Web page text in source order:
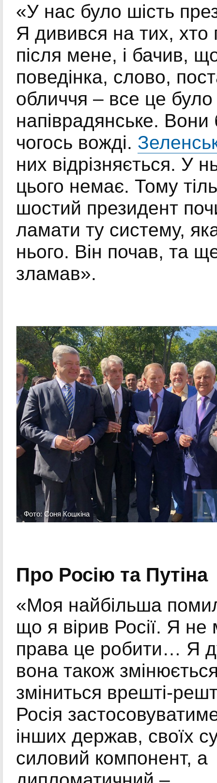
«У нас було шість
Я дивився на тих,
після мене, і бачив,
поведінка, слово,
обличчя – все це було
напіврадянське. Вони
чогось вожді.
них відрізняється. У
цього немає. Тому
шостий президент
ламати ту систему,
нього. Він почав, та
зламав».
Фото: Соня Кошкіна
Про Росію та Путіна
«Моя найбільша
що я вірив Росії. Я не
права це робити… Я
вона також
зміниться врешті-
Росія
інших держав, своїх
силовий компонент, а